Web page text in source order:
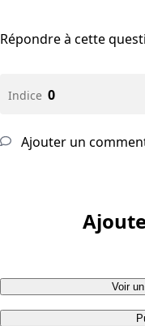
Répondre à cette
Indice 0
Ajouter un
Voir